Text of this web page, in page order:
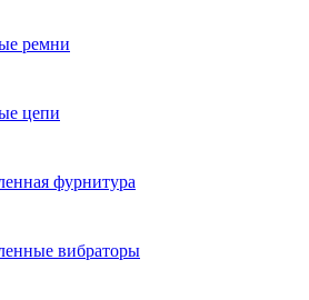
ремни
цепи
фурнитура
вибраторы